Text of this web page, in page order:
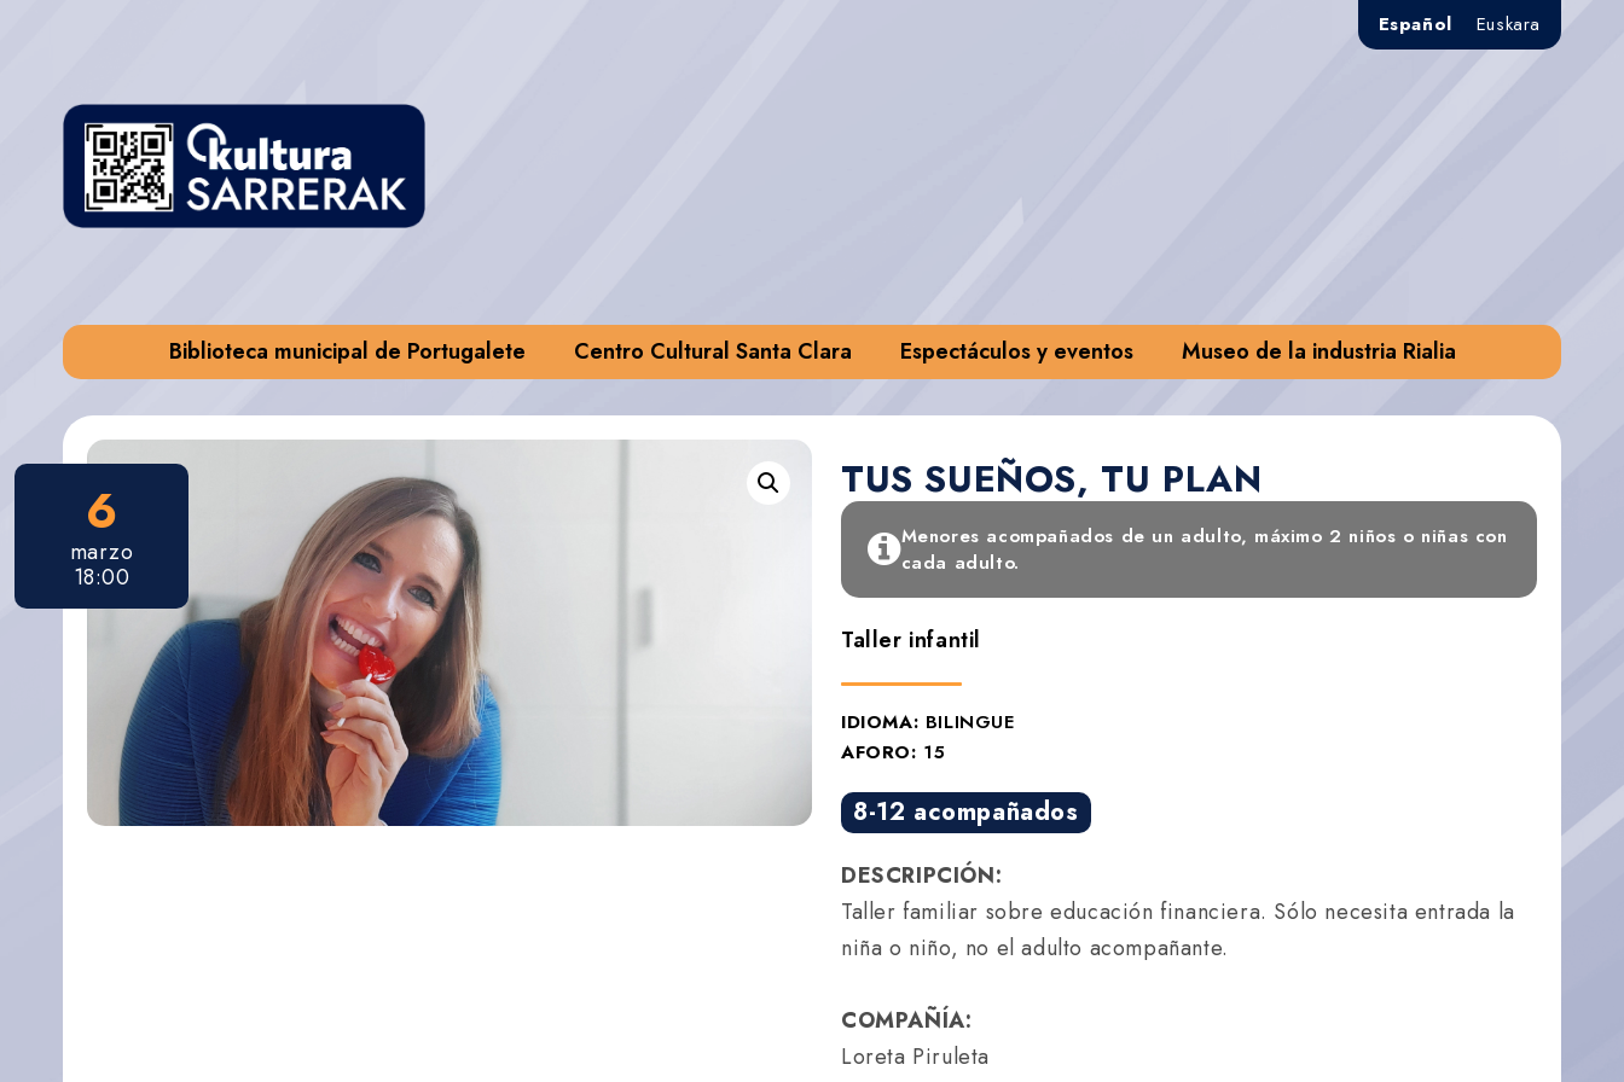
Español Euskara
Biblioteca municipal de Portugalete Centro Cultural Santa Clara Espectáculos y eventos Museo de la industria Rialia
6
marzo
18:00
TUS SUEÑOS, TU PLAN
Menores acompañados de un adulto, máximo 2 niños o niñas con
cada adulto.
Taller infantil
IDIOMA: BILINGUE
AFORO: 15
8-12 acompañados
DESCRIPCIÓN:
Taller familiar sobre educación financiera. Sólo necesita entrada la
niña o niño, no el adulto acompañante.
COMPAÑÍA:
Loreta Piruleta